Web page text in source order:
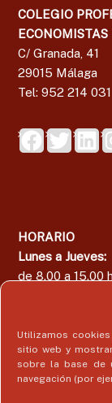
Utilizamos
sitio web y
sobre la base de
navegación (por
COLEGIO
C/ Granada, 41
29015 Málaga
Tel: 952 214 031
HORARIO
Lunes a Jueves:
de 8.00 a 15.00
Área del